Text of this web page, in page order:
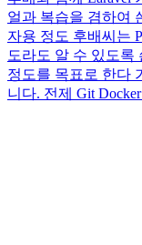
얼과 복습을 겸하여
자용 정도 후배씨는
도라도 알 수 있도록
정도를 목표로 한다
니다. 전제 Git